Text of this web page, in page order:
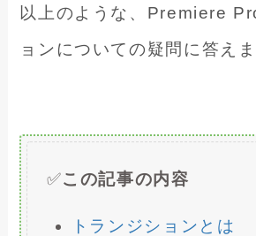
以上のような、Premiere
ョンについての疑問に答えま
✅この記事の内容
トランジションとは